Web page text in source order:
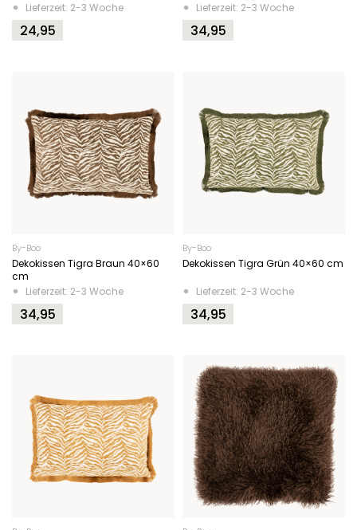
Lieferzeit: 2-3 Woche
24,95
Lieferzeit: 2-3 Woche
34,95
By-Boo
Dekokissen Tigra Braun 40×60
cm
Lieferzeit: 2-3 Woche
34,95
By-Boo
Dekokissen Tigra Grün 40×60 cm
Lieferzeit: 2-3 Woche
34,95